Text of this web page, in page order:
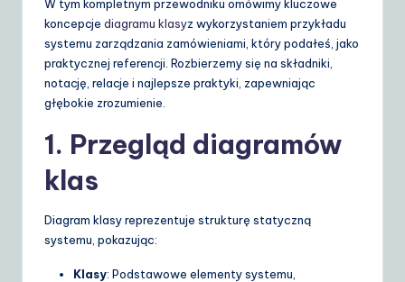
d
o
A
&
S
W tym kompletnym przewodniku omówimy kluczowe
koncepcje diagramu klasyz wykorzystaniem przykładu
systemu zarządzania zamówieniami, który podałeś, jako
praktycznej referencji. Rozbierzemy się na składniki,
notację, relacje i najlepsze praktyki, zapewniając
głębokie zrozumienie.
1. Przegląd diagramów
klas
Diagram klasy reprezentuje strukturę statyczną
systemu, pokazując:
Klasy: Podstawowe elementy systemu,